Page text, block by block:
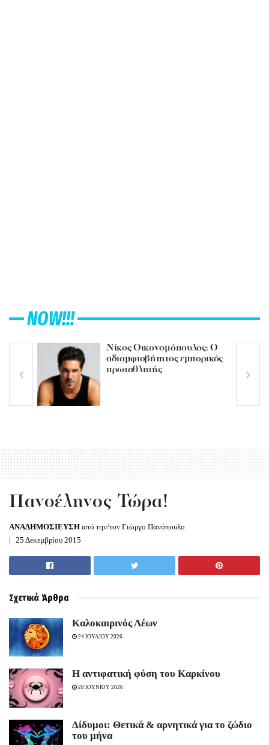
NOW!!!
Νίκος Οικονομόπουλος: Ο
αδιαμφισβήτητος εμπορικός
πρωταθλητής
Πανσέληνος Τώρα!
ΑΝΑΔΗΜΟΣΙΕΥΣΗ από την/τον Γιώργο Πανόπουλο
25 Δεκεμβρίου 2015
Σχετικά Άρθρα
Καλοκαιρινός Λέων
24 ΙΟΥΛΙΟΥ 2026
Η αντιφατική φύση του Καρκίνου
28 ΙΟΥΝΙΟΥ 2026
Δίδυμοι: Θετικά & αρνητικά για το ζώδιο
του μήνα